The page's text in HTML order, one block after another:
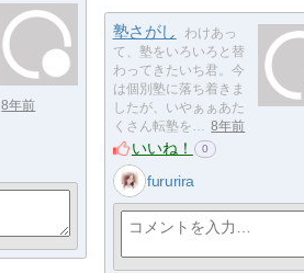
8年前
塾さがし
わけあっ
て、塾をいろいろと替
わってきたいち君。今
は個別塾に落ち着きま
したが、いやぁぁあた
くさん転塾を…
8年前
いいね！ 0
fururira